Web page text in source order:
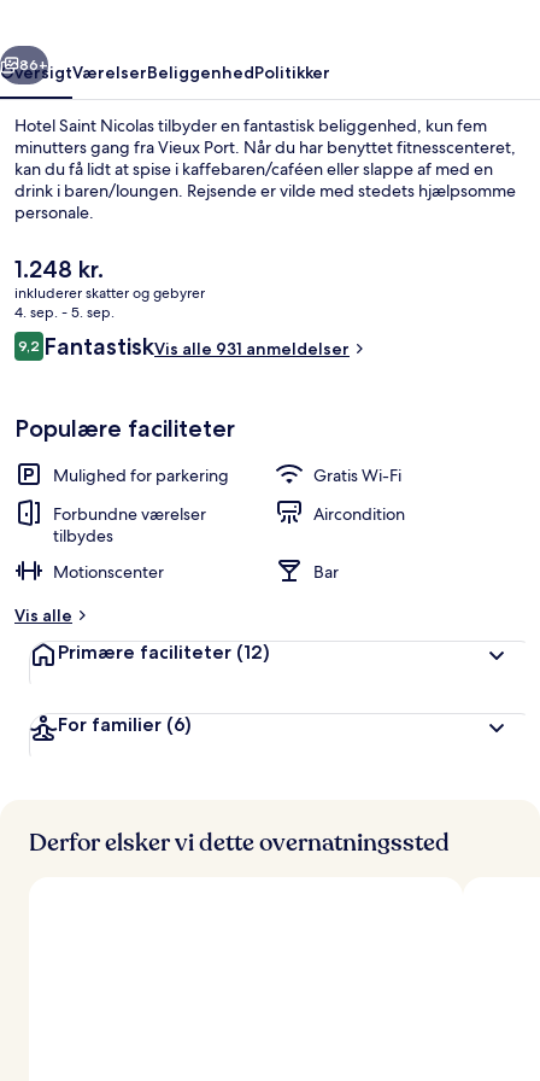
Næste
86+
OversigtVærelserBeliggenhedPolitikker
Hotel Saint Nicolas tilbyder en fantastisk beliggenhed, kun fem
minutters gang fra Vieux Port. Når du har benyttet fitnesscenteret,
kan du få lidt at spise i kaffebaren/caféen eller slappe af med en
drink i baren/loungen. Rejsende er vilde med stedets hjælpsomme
personale.
Den
nuværende
pris
er
1.248 kr.
1.248 kr.
inkluderer skatter og gebyrer
4. sep. - 5. sep.
Anmeldelser
9,29,2 ud af 10.
FantastiskVis alle 931 anmeldelser
Populære faciliteter
Mulighed for parkering
Gratis Wi-Fi
Forbundne værelser
tilbydes
Aircondition
Motionscenter
Bar
Vis alle
Primære faciliteter (12)
For familier (6)
Derfor elsker vi dette overnatningssted